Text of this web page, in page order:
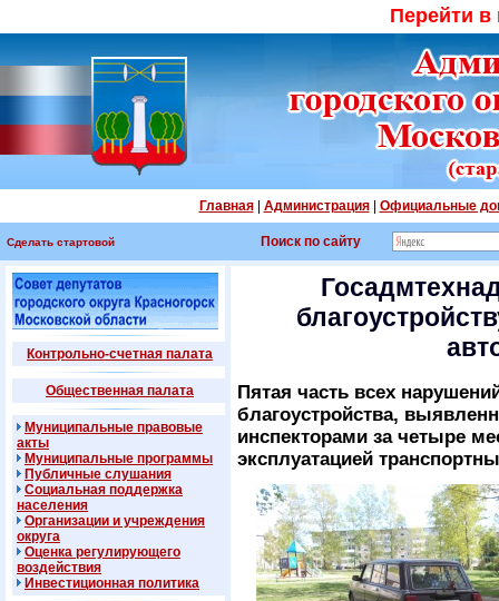
Перейти
Главная| Администрация| Официальные
Сделать стартовой Поиск по сайту
Контрольно-счетная палата
Общественная палата
Муниципальные правовые
акты
Муниципальные программы
Публичные слушания
Социальная поддержка
населения
Организации и учреждения
округа
Оценка регулирующего
воздействия
Инвестиционная политика
Пятая часть всех
благоустройства,
инспекторами за четыре
эксплуатацией